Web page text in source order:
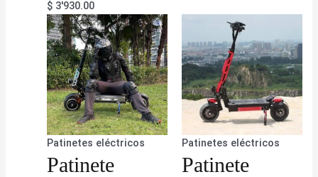
$ 3'930.00
Patinetes eléctricos
Patinete
Patinetes eléctricos
Patinete